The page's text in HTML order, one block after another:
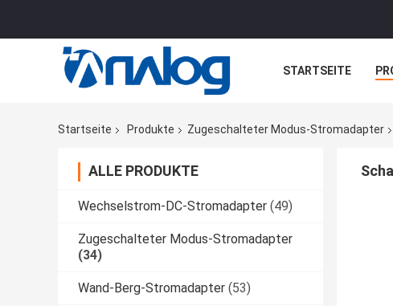
STARTSEITE
Startseite
Produkte Zugeschalteter Modus-Stromadapter
ALLE PRODUKTE
Wechselstrom-DC-Stromadapter (49)
Zugeschalteter Modus-Stromadapter
(34)
Wand-Berg-Stromadapter (53)